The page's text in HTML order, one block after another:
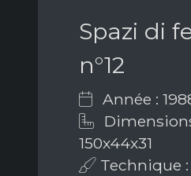
Spazi di
n°12
Année :
150x44x31
Technique